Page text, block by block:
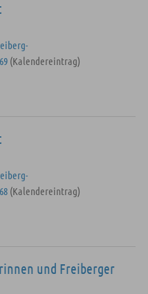
(Kalendereintrag)
(Kalendereintrag)
und Freiberger